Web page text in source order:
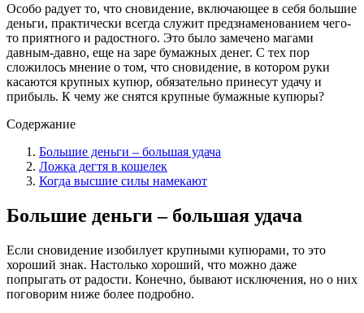
Особо радует то, что сновидение, включающее в себя большие
деньги, практически всегда служит предзнаменованием чего-
то приятного и радостного. Это было замечено магами
давным-давно, еще на заре бумажных денег. С тех пор
сложилось мнение о том, что сновидение, в котором руки
касаются крупных купюр, обязательно принесут удачу и
прибыль. К чему же снятся крупные бумажные купюры?
Содержание
Большие деньги – большая удача
Ложка дегтя в кошелек
Когда высшие силы намекают
Большие деньги – большая удача
Если сновидение изобилует крупными купюрами, то это
хороший знак. Настолько хороший, что можно даже
попрыгать от радости. Конечно, бывают исключения, но о них
поговорим ниже более подробно.